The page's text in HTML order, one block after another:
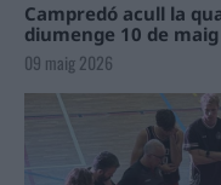
Campredó acull la
diumenge 10 de
09 maig 2026